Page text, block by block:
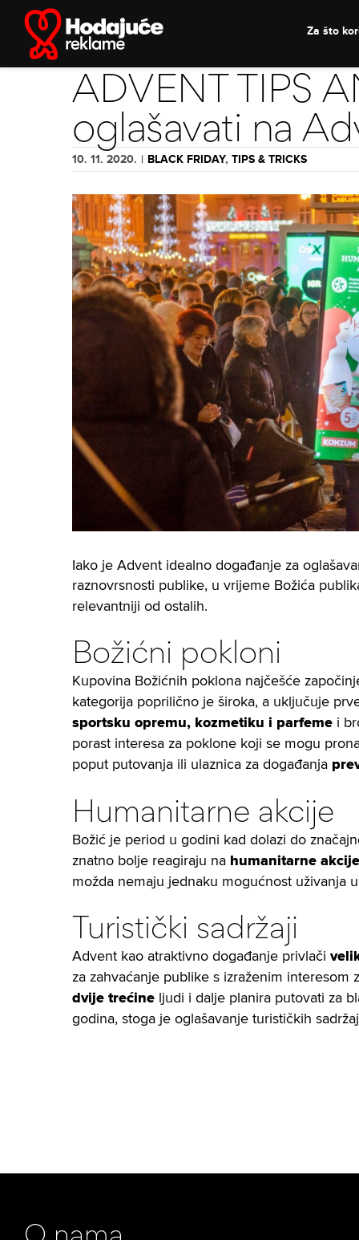
content
Za što
ADVENT TIPS
oglašavati na
10. 11. 2020. | BLACK FRIDAY, TIPS & TRICKS
View
Larger
Image
Iako je Advent idealno događanje za
raznovrsnosti publike, u vrijeme Božića
relevantniji od ostalih.
Božićni pokloni
Kupovina Božićnih poklona najčešće
kategorija poprilično je široka, a uključuje
sportsku opremu, kozmetiku i parfeme i
porast interesa za poklone koji se mogu
poput putovanja ili ulaznica za događanja
Humanitarne akcije
Božić je period u godini kad dolazi do
znatno bolje reagiraju na humanitarne akcije
možda nemaju jednaku mogućnost uživanja
Turistički sadržaji
Advent kao atraktivno događanje privlači
za zahvaćanje publike s izraženim
dvije trećine ljudi i dalje planira putovati za
godina, stoga je oglašavanje turističkih